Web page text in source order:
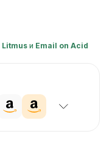
Litmusи Email on Acid